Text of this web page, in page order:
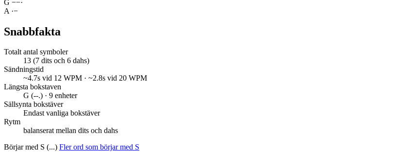
G −−·
A ·−
Snabbfakta
Totalt antal symboler
13 (7 dits och 6 dahs)
Sändningstid
~4.7s vid 12 WPM · ~2.8s vid 20 WPM
Längsta bokstaven
G (--.) · 9 enheter
Sällsynta bokstäver
Endast vanliga bokstäver
Rytm
balanserat mellan dits och dahs
Börjar med S (...) Fler ord som börjar med S